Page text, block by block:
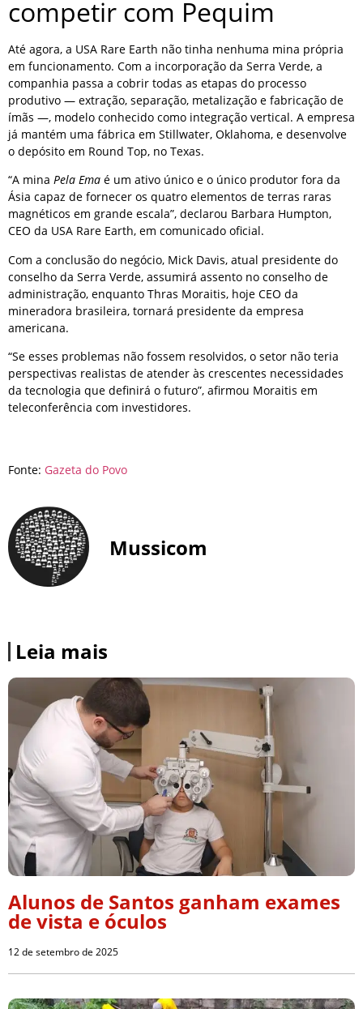
competir com Pequim
Até agora, a USA Rare Earth não tinha nenhuma mina própria
em funcionamento. Com a incorporação da Serra Verde, a
companhia passa a cobrir todas as etapas do processo
produtivo — extração, separação, metalização e fabricação de
ímãs —, modelo conhecido como integração vertical. A empresa
já mantém uma fábrica em Stillwater, Oklahoma, e desenvolve
o depósito em Round Top, no Texas.
“A mina Pela Ema é um ativo único e o único produtor fora da
Ásia capaz de fornecer os quatro elementos de terras raras
magnéticos em grande escala”, declarou Barbara Humpton,
CEO da USA Rare Earth, em comunicado oficial.
Com a conclusão do negócio, Mick Davis, atual presidente do
conselho da Serra Verde, assumirá assento no conselho de
administração, enquanto Thras Moraitis, hoje CEO da
mineradora brasileira, tornará presidente da empresa
americana.
“Se esses problemas não fossem resolvidos, o setor não teria
perspectivas realistas de atender às crescentes necessidades
da tecnologia que definirá o futuro”, afirmou Moraitis em
teleconferência com investidores.
Fonte: Gazeta do Povo
Mussicom
Leia mais
Alunos de Santos ganham exames
de vista e óculos
12 de setembro de 2025